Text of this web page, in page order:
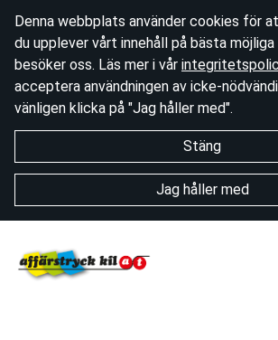
Denna webbplats använder cookies för
du upplever vårt innehåll på bästa
besöker oss. Läs mer i vår
acceptera användningen av icke-
vänligen klicka på "Jag håller med".
Stäng
Jag håller med